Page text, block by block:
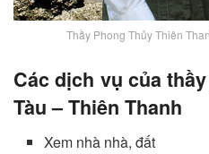
Thầy Phong Thủy Thiên
Các dịch vụ của
Tàu – Thiên Thanh
Xem nhà nhà, đất